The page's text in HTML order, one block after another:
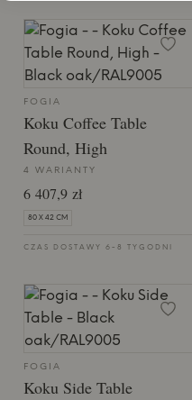
FOGIA
Koku Coffee Table
Round, High
4 WARIANTY
6 407,9 zł
80 X 42 CM
CZAS DOSTAWY 6-8 TYGODNI
FOGIA
Koku Side Table